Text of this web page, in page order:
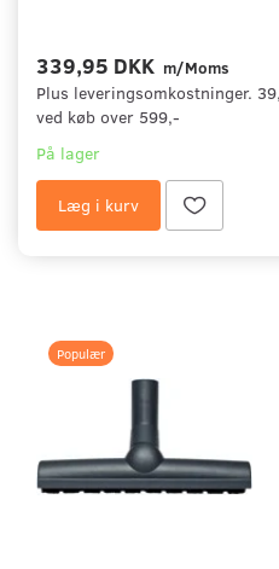
339,95 DKK m/Moms
Plus leveringsomkostninger.
ved køb over 599,-
På lager
Læg i kurv
Populær